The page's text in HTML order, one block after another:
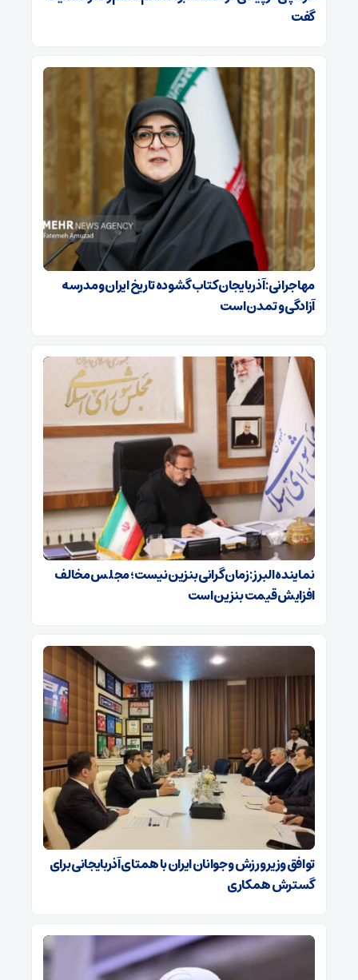
گفت
مهاجرانی: آذربایجان کتاب گشوده تاریخ ایران و مدرسه
آزادگی و تمدن است
نماینده البرز: زمان گرانی بنزین نیست؛ مجلس مخالف
افزایش قیمت بنزین است
توافق وزیر ورزش و جوانان ایران با همتای آذربایجانی برای
گسترش همکاری